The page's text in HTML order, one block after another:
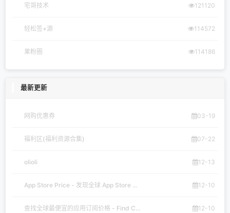
宅哥技术 121120
轻松签+源 114572
果粉圈 114186
最新更新
网购优惠券 03-19
福利区(福利资源合集) 07-22
olioli 12-13
App Store Price - 发现全球 App Store ... 12-10
查找全球最便宜的应用订阅价格 - Find C... 12-10